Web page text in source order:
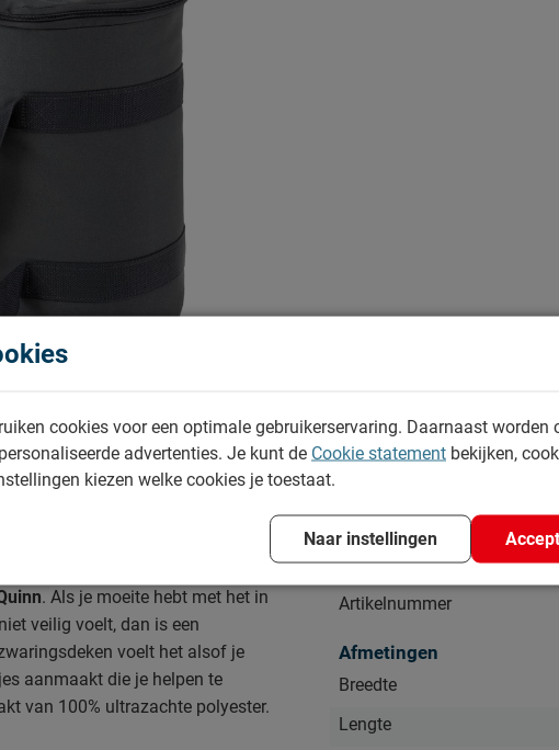
. Als je moeite hebt met het in
veilig voelt, dan is een
voelt het alsof je
aanmaakt die je helpen te
van 100% ultrazachte polyester.
Specificaties
Artikelnummer
Afmetingen
Breedte
Lengte
cookies voor een optimale gebruikerservaring. Daarnaast worden
advertenties. Je kunt de Cookie statement bekijken,
kiezen welke cookies je toestaat.
Naar instellingen